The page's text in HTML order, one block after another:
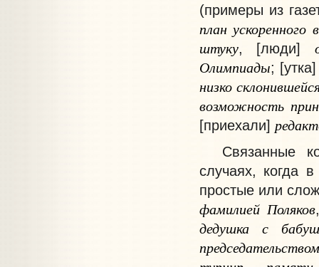
(примеры из
план ускоренного
штуку, [люди]
Олимпиады;
низко
возможность
[приехали]
Связанные
случаях, когда
простые или
фамилией Поляков
дедушка с
председательством